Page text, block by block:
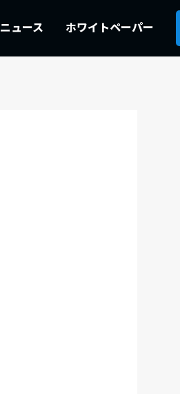
ニュース ホワイトペーパー